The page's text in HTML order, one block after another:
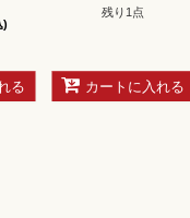
)
る
残り1点
カートに入れる